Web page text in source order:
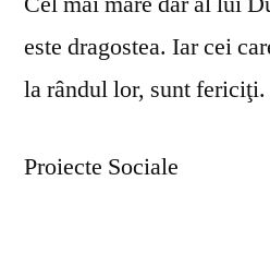
este dragostea. Iar cei
la rândul lor, sunt fericiţi.
Proiecte Sociale